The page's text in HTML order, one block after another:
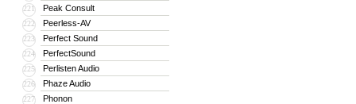
221 Peak Consult
222 Peerless-AV
223 Perfect Sound
224 PerfectSound
225 Perlisten Audio
226 Phaze Audio
227 Phonon